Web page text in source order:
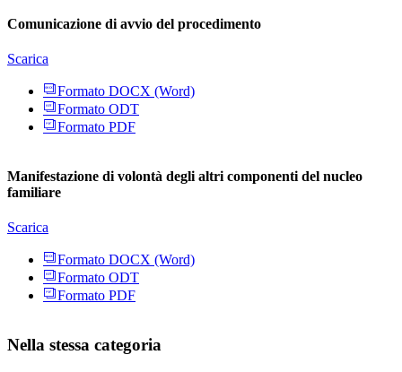
Comunicazione di avvio del procedimento
Scarica
Formato DOCX (Word)
Formato ODT
Formato PDF
Manifestazione di volontà degli altri componenti del nucleo
familiare
Scarica
Formato DOCX (Word)
Formato ODT
Formato PDF
Nella stessa categoria